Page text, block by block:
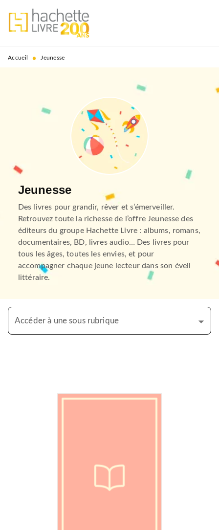
MENU RECHERCHE
PIED DE PAGE
Accueil • Jeunesse
Jeunesse
Des livres pour grandir, rêver et s’émerveiller.
Retrouvez toute la richesse de l’offre Jeunesse des
éditeurs du groupe Hachette Livre : albums, romans,
documentaires, BD, livres audio… Des livres pour
tous les âges, toutes les envies, et pour
accompagner chaque jeune lecteur dans son éveil
littéraire.
Accéder à une sous rubrique